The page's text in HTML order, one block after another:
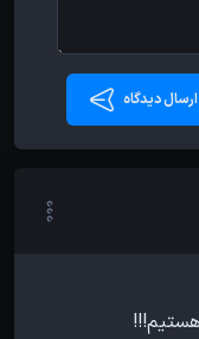
ارسال دیدگاه